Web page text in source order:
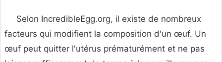
Selon IncredibleEgg.org, il existe de nombreux
facteurs qui modifient la composition d'un œuf. Un
œuf peut quitter l'utérus prématurément et ne pas